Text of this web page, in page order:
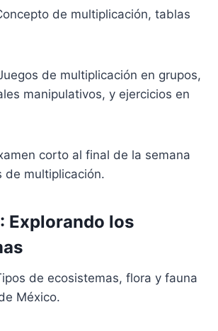
de multiplicación, tablas
de multiplicación en grupos,
manipulativos, y ejercicios en
corto al final de la semana
de multiplicación.
Explorando los
de ecosistemas, flora y fauna
México.